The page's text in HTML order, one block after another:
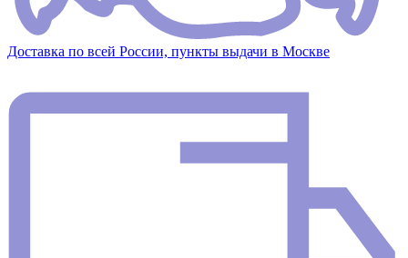
Доставка по всей России, пункты выдачи в Москве